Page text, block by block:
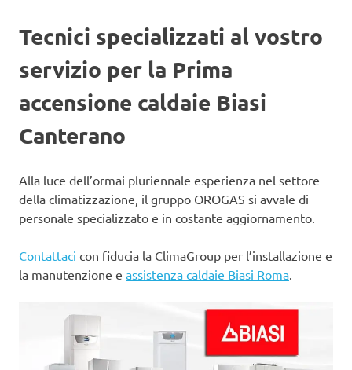
Tecnici specializzati al vostro
servizio per la Prima
accensione caldaie Biasi
Canterano
Alla luce dell’ormai pluriennale esperienza nel settore
della climatizzazione, il gruppo OROGAS si avvale di
personale specializzato e in costante aggiornamento.
Contattaci con fiducia la ClimaGroup per l’installazione e
la manutenzione e assistenza caldaie Biasi Roma.